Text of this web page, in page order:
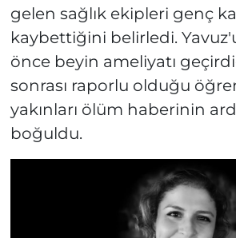
gelen sağlık ekipleri genç
kaybettiğini belirledi.
önce beyin ameliyatı
sonrası raporlu olduğu
yakınları ölüm haberinin
boğuldu.